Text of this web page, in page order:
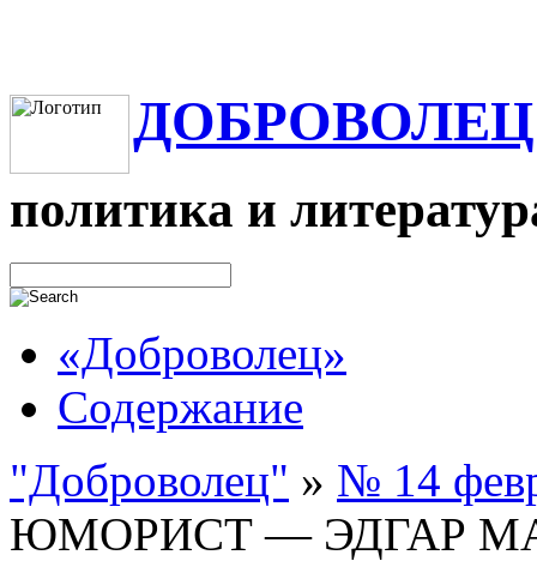
ДОБРОВОЛЕЦ
политика и
«Доброволец»
Содержание
"Доброволец" » № 14
ЮМОРИСТ — ЭДГАР